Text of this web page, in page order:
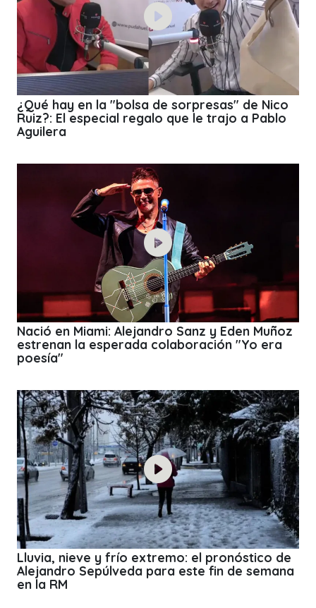
¿Qué hay en la "bolsa de sorpresas" de Nico
Ruiz?: El especial regalo que le trajo a Pablo
Aguilera
Nació en Miami: Alejandro Sanz y Eden Muñoz
estrenan la esperada colaboración "Yo era
poesía"
Lluvia, nieve y frío extremo: el pronóstico de
Alejandro Sepúlveda para este fin de semana
en la RM